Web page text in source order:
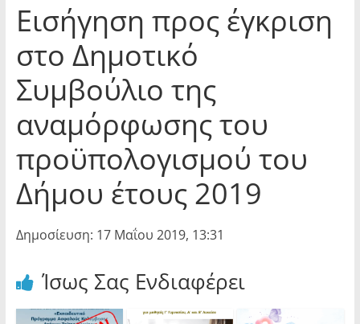
Εισήγηση προς έγκριση
στο Δημοτικό
Συμβούλιο της
αναμόρφωσης του
προϋπολογισμού του
Δήμου έτους 2019
Δημοσίευση: 17 Μαΐου 2019, 13:31
Ίσως Σας Ενδιαφέρει